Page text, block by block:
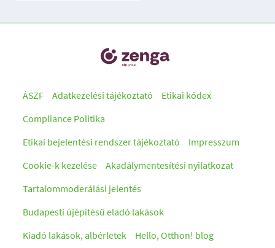
ÁSZF Adatkezelési tájékoztató
Etikai kódex
Compliance Politika
Etikai bejelentési rendszer tájékoztató
Impresszum
Cookie-k kezelése
Akadálymentesítési nyilatkozat
Tartalommoderálási jelentés
Budapesti újépítésű eladó lakások
Kiadó lakások, albérletek
Hello, Otthon! blog